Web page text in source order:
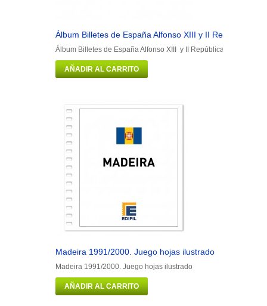
Álbum Billetes de España Alfonso XIII y II República
Álbum Billetes de España Alfonso XIII y II República Portadilla
AÑADIR AL CARRITO
Madeira 1991/2000. Juego hojas ilustrado
Madeira 1991/2000. Juego hojas ilustrado
AÑADIR AL CARRITO